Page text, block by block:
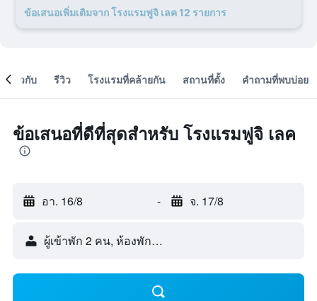
ข้อเสนอเพิ่มเติมจาก โรงแรมฟูจิ เลค 12 รายการ
เกี่ยวกับ รีวิว โรงแรมที่คล้ายกัน สถานที่ตั้ง คำถามที่พบบ่อย
ข้อเสนอที่ดีที่สุดสำหรับ โรงแรมฟูจิ เลค
อา. 16/8 - จ. 17/8
ผู้เข้าพัก 2 คน, ห้องพัก 1 ห้อง